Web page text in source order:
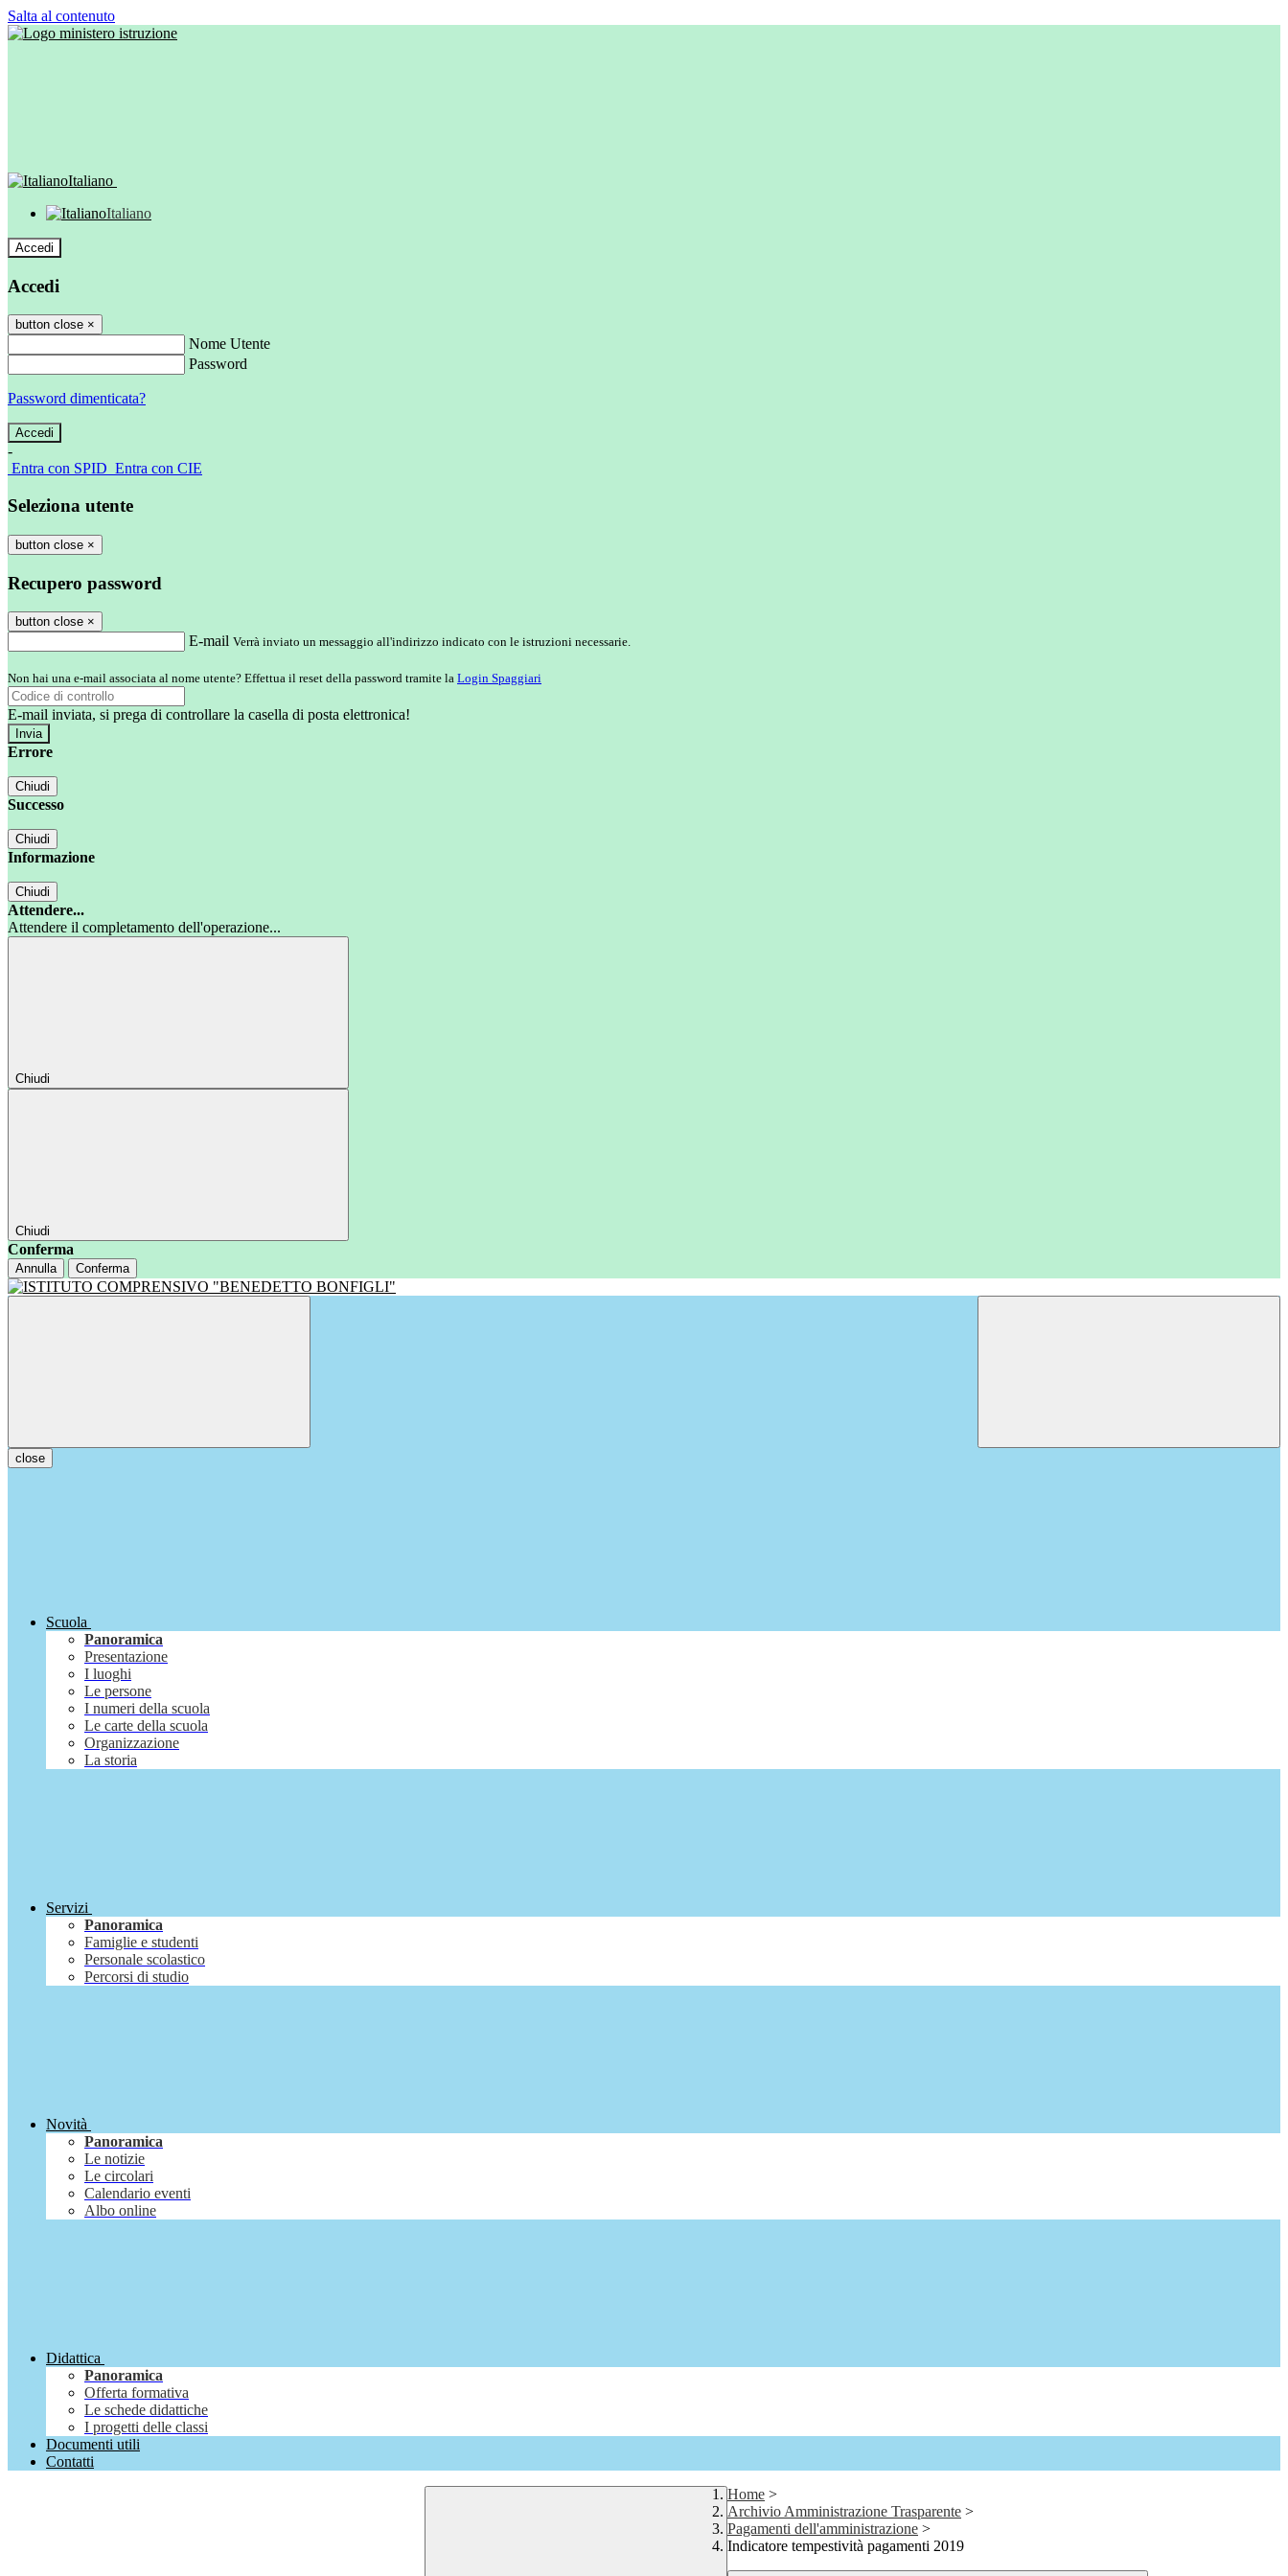
Salta al contenuto
Italiano
Italiano
Accedi
Accedi
button close ×
Nome Utente
Password
Password dimenticata?
-
Entra con SPID Entra con CIE
Seleziona utente
button close ×
Recupero password
button close ×
E-mail Verrà inviato un messaggio all'indirizzo indicato con le istruzioni necessarie.
Non hai una e-mail associata al nome utente? Effettua il reset della password tramite la Login Spaggiari
E-mail inviata, si prega di controllare la casella di posta elettronica!
Errore
Chiudi
Successo
Chiudi
Informazione
Chiudi
Attendere...
Attendere il completamento dell'operazione...
Chiudi
Chiudi
Conferma
Annulla Conferma
close
Scuola
Panoramica
Presentazione
I luoghi
Le persone
I numeri della scuola
Le carte della scuola
Organizzazione
La storia
Servizi
Panoramica
Famiglie e studenti
Personale scolastico
Percorsi di studio
Novità
Panoramica
Le notizie
Le circolari
Calendario eventi
Albo online
Didattica
Panoramica
Offerta formativa
Le schede didattiche
I progetti delle classi
Documenti utili
Contatti
Home >
Archivio Amministrazione Trasparente >
Pagamenti dell'amministrazione >
Indicatore tempestività pagamenti 2019